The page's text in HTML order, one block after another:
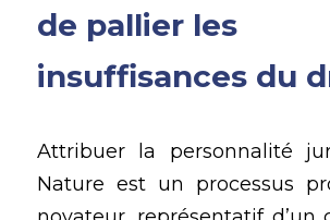
de pallier les
insuffisances du
Attribuer la personnalité
Nature est un processus